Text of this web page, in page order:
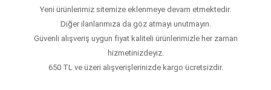
Yeni ürünlerimiz sitemize eklenmeye devam etmektedir.
Diğer ilanlarımıza da göz atmayı unutmayın.
Güvenli alışveriş uygun fiyat kaliteli ürünlerimizle her zaman
hizmetinizdeyiz.
650 TL ve üzeri alışverişlerinizde kargo ücretsizdir.